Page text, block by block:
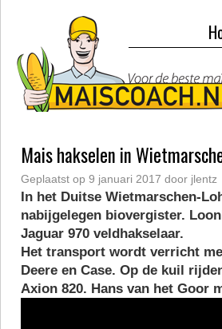
Mais hakselen in
Geplaatst op 9 januari 2017 door jlentz
In het Duitse Wietmarschen-
nabijgelegen biovergister.
Jaguar 970 veldhakselaar.
Het transport wordt verricht
Deere en Case. Op de kuil
Axion 820. Hans van het Goor